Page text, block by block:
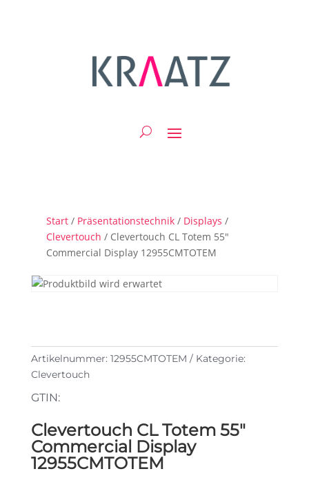
Start / Präsentationstechnik / Displays /
Clevertouch / Clevertouch CL Totem 55″
Commercial Display 12955CMTOTEM
Artikelnummer: 12955CMTOTEM
Kategorie:
Clevertouch
GTIN:
Clevertouch CL Totem 55″
Commercial Display
12955CMTOTEM